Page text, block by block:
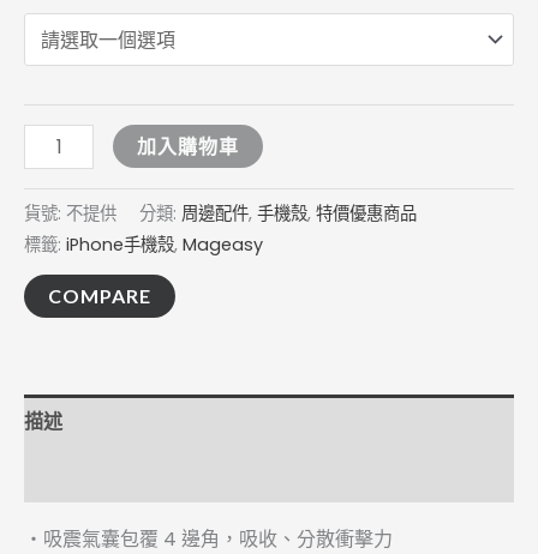
加入購物車
貨號: 不提供 分類: 周邊配件, 手機殼, 特價優惠商品
標籤: iPhone手機殼, Mageasy
COMPARE
描述
・吸震氣囊包覆 4 邊角，吸收、分散衝擊力